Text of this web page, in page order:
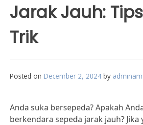
Jarak Jauh:
Trik
Posted on December 2, 2024 by
Anda suka bersepeda? Apakah
berkendara sepeda jarak jauh? Jika